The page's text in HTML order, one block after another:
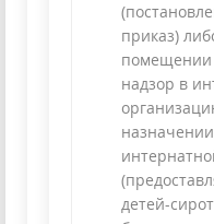
приказ)
помещении
надзор в
детей-